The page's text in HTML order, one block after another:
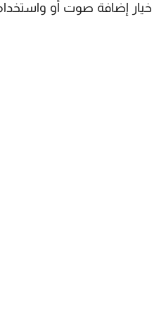
خيار إضافة صوت أو